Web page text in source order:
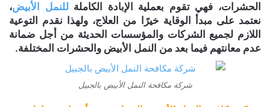
الحشرات، فهي تقوم بعملية الإبادة الكاملةللنمل الأبيض،
نعتمد على مبدأ الوقاية خيرًا من العلاج، ولهذا نقدم التوعية
اللازم لجميع الشركات والمؤسسات الحديثة من أجل ضمانة
عدم معانتهم فيما بعد من النمل الأبيض والحشرات المختلفة.
شركة مكافحة النمل الأبيض بالجبيل